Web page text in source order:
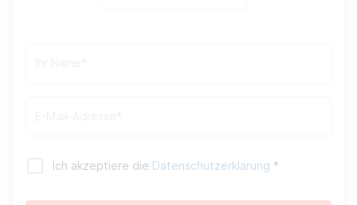
Ich akzeptiere die Datenschutzerklärung *